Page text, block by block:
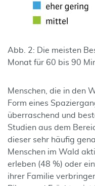
Abb. 2: Die meisten
Monat für 60 bis 90
Menschen, die in den
Form eines
überraschend und
Studien aus dem
dieser sehr häufig
Menschen im Wald
erleben (48 %) oder
ihrer Familie